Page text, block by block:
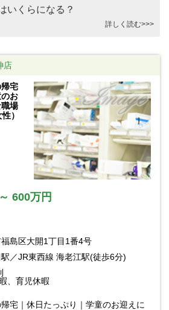
いくらになる？
詳しく読む>>>
店
宅
のお
場
）
600万円
島区大開1丁目1番4号
／JR東西線 海老江駅(徒歩6分)
、育児休暇
宅｜休日たっぷり｜学童のお迎えに